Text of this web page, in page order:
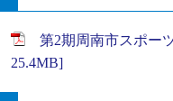
第2期周南市スポー
25.4MB]